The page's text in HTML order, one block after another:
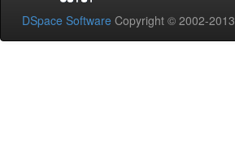
DSpace Software Copyright © 2002-2013